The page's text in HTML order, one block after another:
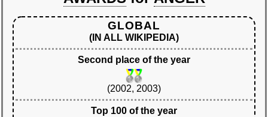
GLOBAL
(IN ALL WIKIPEDIA)
Second place of the year
(2002, 2003)
Top 100 of the year